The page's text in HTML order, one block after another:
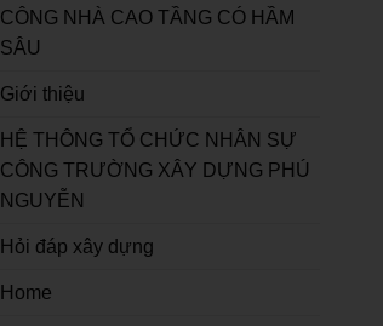
CÔNG NHÀ CAO TẦNG CÓ HẦM
SÂU
Giới thiệu
HỆ THÔNG TỔ CHỨC NHÂN SỰ
CÔNG TRƯỜNG XÂY DỰNG PHÚ
NGUYỄN
Hỏi đáp xây dựng
Home